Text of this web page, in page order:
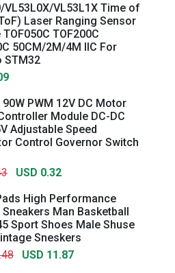
VL53L0X/VL53L1X Time of
Laser Ranging Sensor
TOF200C
50CM/2M/4M IIC For
STM32
90W PWM 12V DC Motor
Module DC-DC
Adjustable Speed
Control Governor Switch
USD 0.32
High Performance
Sneakers Man Basketball
Sport Shoes Male Shuse
Sneskers
USD 11.87